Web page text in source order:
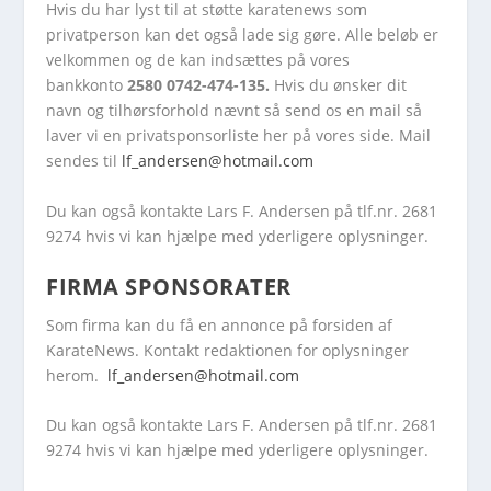
Hvis du har lyst til at støtte karatenews som
privatperson kan det også lade sig gøre. Alle beløb er
velkommen og de kan indsættes på vores
bankkonto2580 0742-474-135. Hvis du ønsker dit
navn og tilhørsforhold nævnt så send os en mail så
laver vi en privatsponsorliste her på vores side. Mail
sendes til lf_andersen@hotmail.com
Du kan også kontakte Lars F. Andersen på tlf.nr. 2681
9274 hvis vi kan hjælpe med yderligere oplysninger.
FIRMA SPONSORATER
Som firma kan du få en annonce på forsiden af
KarateNews. Kontakt redaktionen for oplysninger
herom. lf_andersen@hotmail.com
Du kan også kontakte Lars F. Andersen på tlf.nr. 2681
9274 hvis vi kan hjælpe med yderligere oplysninger.